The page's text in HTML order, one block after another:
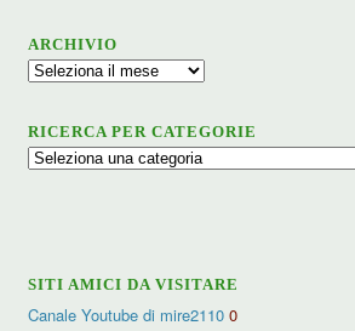
ARCHIVIO
Archivio
RICERCA PER CATEGORIE
Ricerca
SITI AMICI DA VISITARE
Canale Youtube di mire2110 0